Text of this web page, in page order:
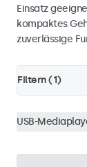
Einsatz
kompaktes
zuverlässige
Filtern (1)
USB-